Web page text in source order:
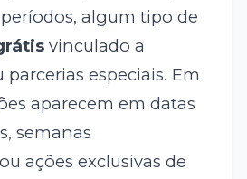
algum tipo de
vinculado a
especiais. Em
aparecem em datas
semanas
ações exclusivas de